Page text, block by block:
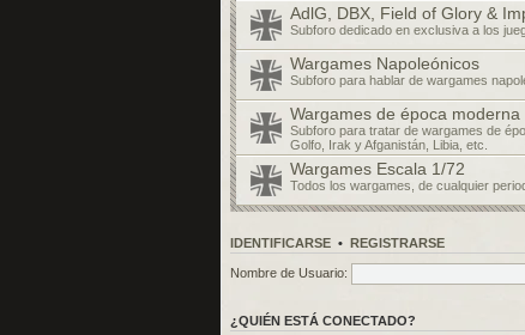
AdlG, DBX, Field of Glory &
Subforo dedicado en exclusiva a los
Wargames Napoleónicos
Subforo para hablar de wargames
Wargames de época moderna
Subforo para tratar de wargames de
Golfo, Irak y Afganistán, Libia, etc.
Wargames Escala 1/72
Todos los wargames, de cualquier
IDENTIFICARSE • REGISTRARSE
Nombre de Usuario:
¿QUIÉN ESTÁ CONECTADO?